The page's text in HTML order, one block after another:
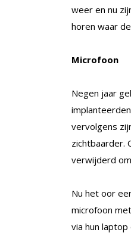
weer en nu
horen waar
Microfoon
Negen jaar
vervolgens
zichtbaarder.
verwijderd
Nu het oor
microfoon
via hun